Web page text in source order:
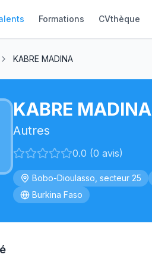
Formations CVthèque
KABRE MADINA
KABRE MADINA
Autres
0.0 (0 avis)
Bobo-Dioulasso, secteur 25
Burkina Faso